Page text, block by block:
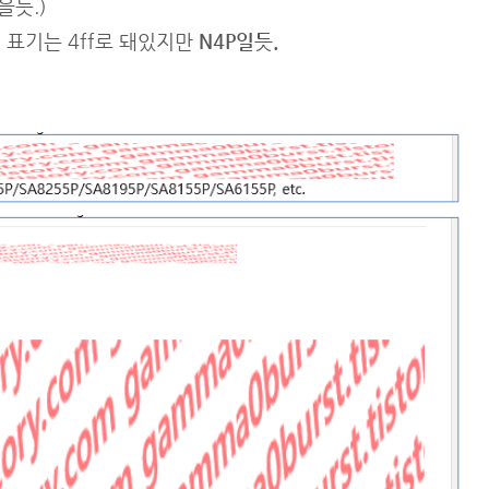
듯.)
기는 4ff로 돼있지만 N4P일듯.